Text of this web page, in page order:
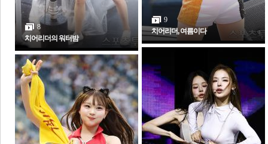
인
포토갤러리
8
치어리더의 워터밤
9
치어리더, 여름이다